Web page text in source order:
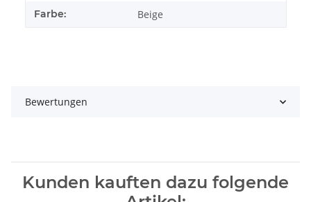
Farbe: Beige
Bewertungen
Kunden kauften dazu folgende